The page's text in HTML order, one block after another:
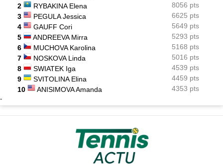
2
RYBAKINA Elena
8056 pts
3
PEGULA Jessica
6625 pts
4
GAUFF Cori
5649 pts
5
ANDREEVA Mirra
5293 pts
6
MUCHOVA Karolina
5168 pts
7
NOSKOVA Linda
5016 pts
8
SWIATEK Iga
4539 pts
9
SVITOLINA Elina
4459 pts
10
ANISIMOVA Amanda 4353 pts
-